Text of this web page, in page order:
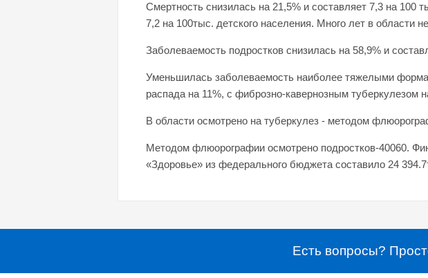
Смертность снизилась на 21,5% и составляет 7,3 на 100
7,2 на 100тыс. детского населения. Много лет в области
Заболеваемость подростков снизилась на 58,9% и
Уменьшилась заболеваемость наиболее тяжелыми
распада на 11%, с фиброзно-кавернозным туберкулезом
В области осмотрено на туберкулез - методом
Методом флюорографии осмотрено подростков-40060.
«Здоровье» из федерального бюджета составило 24
Есть вопросы?